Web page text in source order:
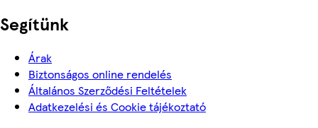
Segítünk
Árak
Biztonságos online rendelés
Általános Szerződési Feltételek
Adatkezelési és Cookie tájékoztató